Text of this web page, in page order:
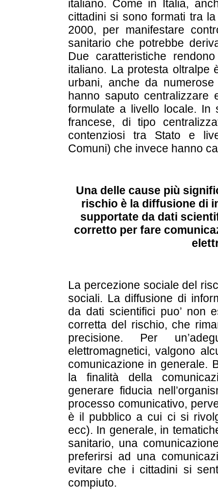
italiano. Come in Italia,
cittadini si sono formati tra
2000, per manifestare
sanitario che potrebbe
Due caratteristiche
italiano. La protesta oltralpe
urbani, anche da
hanno saputo centralizzare
formulate a livello locale. In
francese, di tipo
contenziosi tra Stato e
Comuni) che invece hanno
Una delle cause più
rischio è la diffusione di
supportate da dati
corretto per fare
La percezione sociale del
sociali. La diffusione di
da dati scientifici puo’ non
corretta del rischio, che
precisione. Per
elettromagnetici, valgono
comunicazione in generale.
la finalità della
generare fiducia
processo comunicativo,
è il pubblico a cui ci si
ecc). In generale, in
sanitario, una
preferirsi ad una
evitare che i cittadini si
compiuto.